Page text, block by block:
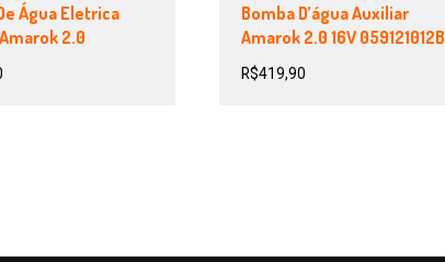
Água Eletrica
2.0
Bomba D’água Auxiliar
Amarok 2.0 16V 059121012B
R$419,90